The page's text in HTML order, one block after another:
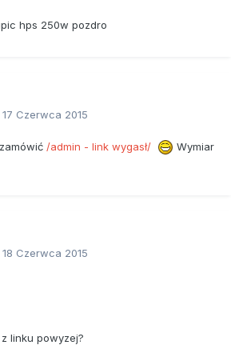
hps 250w pozdro
17 Czerwca 2015
/admin - link wygasł/
Wymiar
18 Czerwca 2015
linku powyzej?